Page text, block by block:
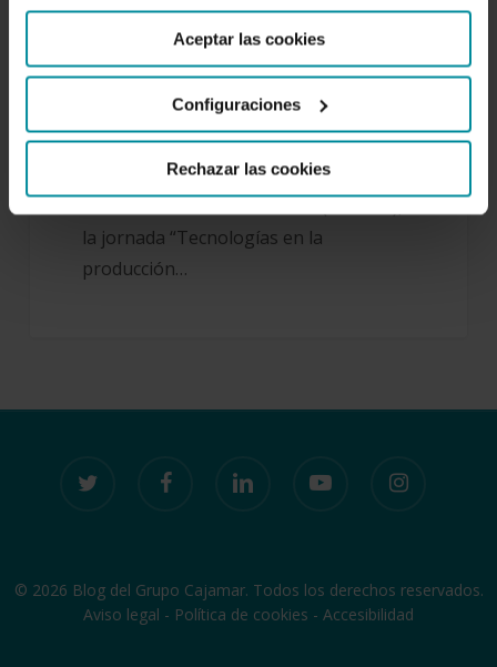
Aceptar las cookies
Configuraciones
Rechazar las cookies
expertos
por
Innovación, digitalización y prevención
de incendios centran el debate entre los
principales agentes del sector. La
Fundación Grupo Cajamar ha celebrado
este martes, 24 de febrero de 2026, en
la Facultad de Veterinaria de la
la jornada “Tecnologías en la
producción…
© 2026 Blog del Grupo Cajamar. Todos los derechos reservados.
Aviso legal - Política de cookies - Accesibilidad